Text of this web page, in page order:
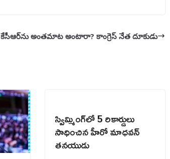
కేసీఆర్‌‌ను అంతమాట అంటారా? కాంగ్రెస్ నేత దూకుడు
స్విమ్మింగ్‌లో 5 రికార్డులు
సాధించిన హీరో మాధవన్
తనయుడు